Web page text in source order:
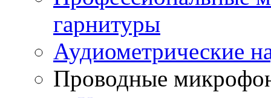
гарнитуры
Аудиометрические
Проводные